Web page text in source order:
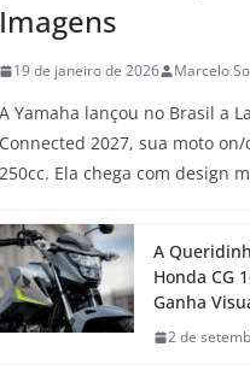
Imagens
19 de janeiro de 2026 Marcelo
A Yamaha lançou no Brasil a
Connected 2027, sua moto
250cc. Ela chega com design
A
Honda CG
Ganha
2 de